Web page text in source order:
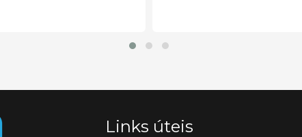
Links úteis